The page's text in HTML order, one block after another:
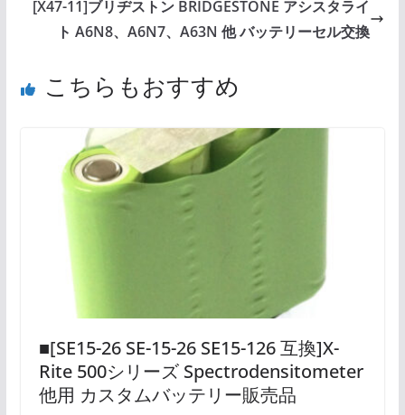
[X47-11]ブリヂストン BRIDGESTONE アシスタライ
ト A6N8、A6N7、A63N 他 バッテリーセル交換
こちらもおすすめ
■[SE15-26 SE-15-26 SE15-126 互換]X-
Rite 500シリーズ Spectrodensitometer
他用 カスタムバッテリー販売品